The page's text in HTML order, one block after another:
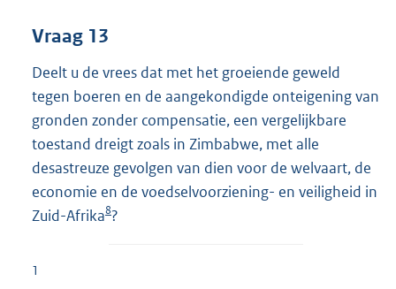
Vraag 13
Deelt u de vrees dat met het groeiende geweld
tegen boeren en de aangekondigde onteigening van
gronden zonder compensatie, een vergelijkbare
toestand dreigt zoals in Zimbabwe, met alle
desastreuze gevolgen van dien voor de welvaart, de
economie en de voedselvoorziening- en veiligheid in
Zuid-Afrika8?
1